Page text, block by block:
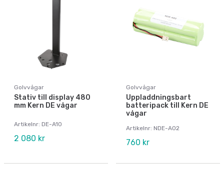
Golvvågar
Stativ till display 480
mm Kern DE vågar
Artikelnr: DE-A10
2 080 kr
Golvvågar
Uppladdningsbart
batteripack till Kern DE
vågar
Artikelnr: NDE-A02
760 kr